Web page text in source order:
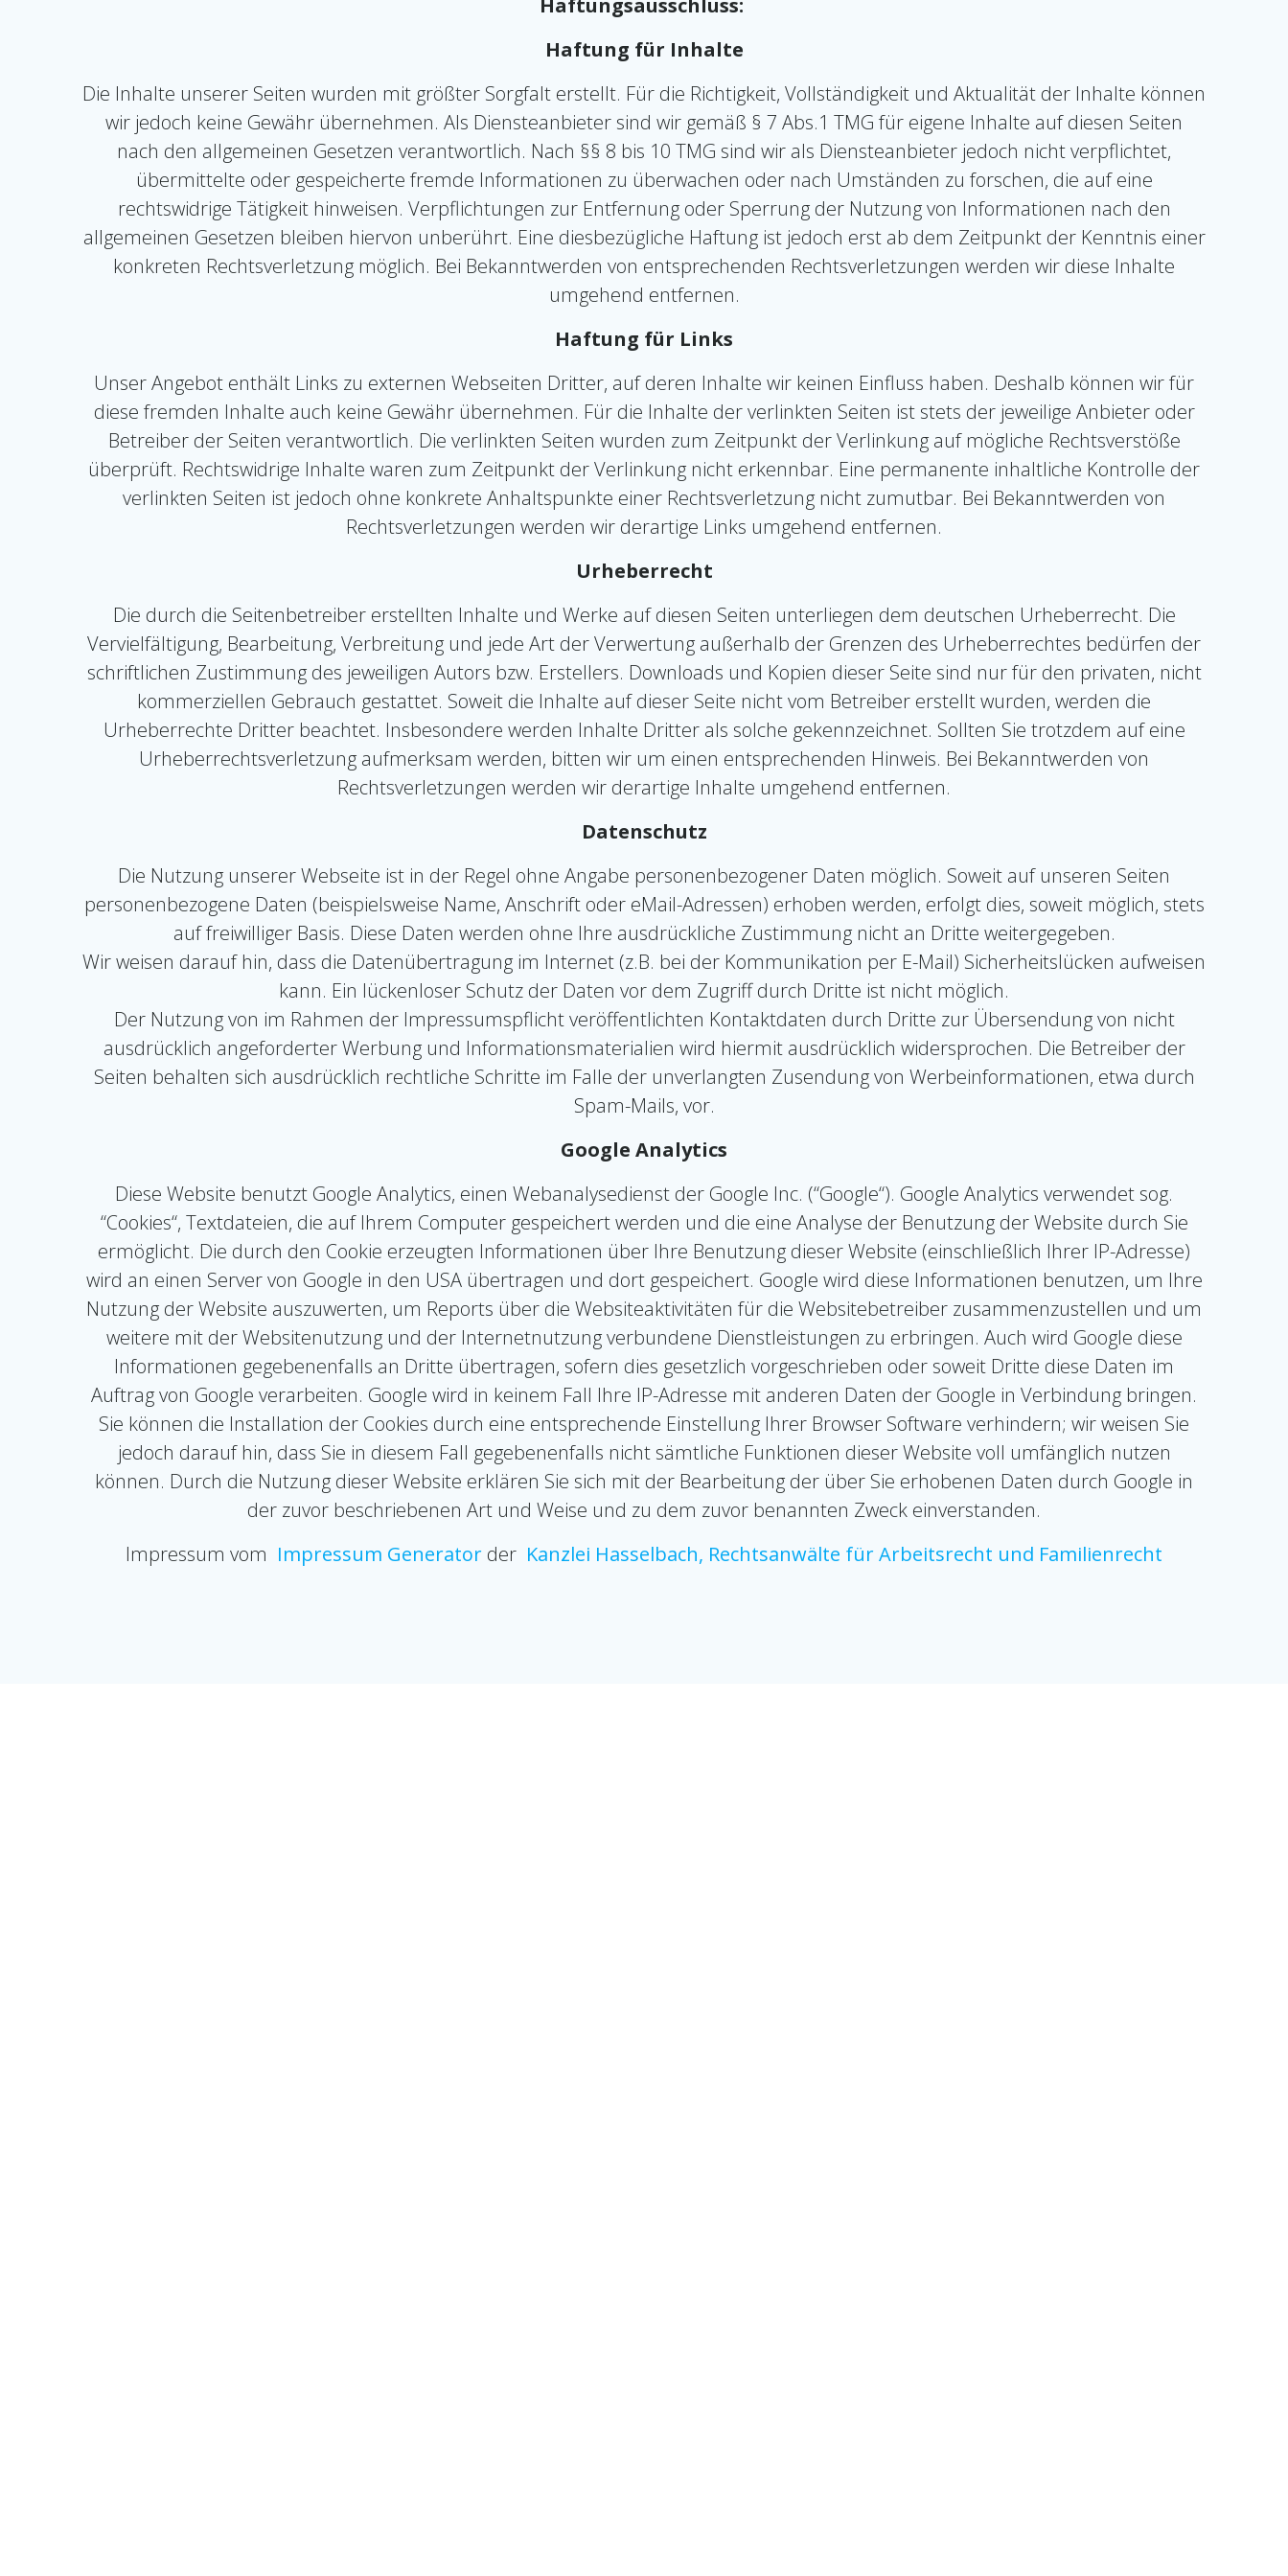
Haftungsausschluss:
Haftung für Inhalte
Die Inhalte unserer Seiten wurden mit größter Sorgfalt erstellt. Für die Richtigkeit, Vollständigkeit und Aktualität der Inhalte können
wir jedoch keine Gewähr übernehmen. Als Diensteanbieter sind wir gemäß § 7 Abs.1 TMG für eigene Inhalte auf diesen Seiten
nach den allgemeinen Gesetzen verantwortlich. Nach §§ 8 bis 10 TMG sind wir als Diensteanbieter jedoch nicht verpflichtet,
übermittelte oder gespeicherte fremde Informationen zu überwachen oder nach Umständen zu forschen, die auf eine
rechtswidrige Tätigkeit hinweisen. Verpflichtungen zur Entfernung oder Sperrung der Nutzung von Informationen nach den
allgemeinen Gesetzen bleiben hiervon unberührt. Eine diesbezügliche Haftung ist jedoch erst ab dem Zeitpunkt der Kenntnis einer
konkreten Rechtsverletzung möglich. Bei Bekanntwerden von entsprechenden Rechtsverletzungen werden wir diese Inhalte
umgehend entfernen.
Haftung für Links
Unser Angebot enthält Links zu externen Webseiten Dritter, auf deren Inhalte wir keinen Einfluss haben. Deshalb können wir für
diese fremden Inhalte auch keine Gewähr übernehmen. Für die Inhalte der verlinkten Seiten ist stets der jeweilige Anbieter oder
Betreiber der Seiten verantwortlich. Die verlinkten Seiten wurden zum Zeitpunkt der Verlinkung auf mögliche Rechtsverstöße
überprüft. Rechtswidrige Inhalte waren zum Zeitpunkt der Verlinkung nicht erkennbar. Eine permanente inhaltliche Kontrolle der
verlinkten Seiten ist jedoch ohne konkrete Anhaltspunkte einer Rechtsverletzung nicht zumutbar. Bei Bekanntwerden von
Rechtsverletzungen werden wir derartige Links umgehend entfernen.
Urheberrecht
Die durch die Seitenbetreiber erstellten Inhalte und Werke auf diesen Seiten unterliegen dem deutschen Urheberrecht. Die
Vervielfältigung, Bearbeitung, Verbreitung und jede Art der Verwertung außerhalb der Grenzen des Urheberrechtes bedürfen der
schriftlichen Zustimmung des jeweiligen Autors bzw. Erstellers. Downloads und Kopien dieser Seite sind nur für den privaten, nicht
kommerziellen Gebrauch gestattet. Soweit die Inhalte auf dieser Seite nicht vom Betreiber erstellt wurden, werden die
Urheberrechte Dritter beachtet. Insbesondere werden Inhalte Dritter als solche gekennzeichnet. Sollten Sie trotzdem auf eine
Urheberrechtsverletzung aufmerksam werden, bitten wir um einen entsprechenden Hinweis. Bei Bekanntwerden von
Rechtsverletzungen werden wir derartige Inhalte umgehend entfernen.
Datenschutz
Die Nutzung unserer Webseite ist in der Regel ohne Angabe personenbezogener Daten möglich. Soweit auf unseren Seiten
personenbezogene Daten (beispielsweise Name, Anschrift oder eMail-Adressen) erhoben werden, erfolgt dies, soweit möglich, stets
auf freiwilliger Basis. Diese Daten werden ohne Ihre ausdrückliche Zustimmung nicht an Dritte weitergegeben.
Wir weisen darauf hin, dass die Datenübertragung im Internet (z.B. bei der Kommunikation per E-Mail) Sicherheitslücken aufweisen
kann. Ein lückenloser Schutz der Daten vor dem Zugriff durch Dritte ist nicht möglich.
Der Nutzung von im Rahmen der Impressumspflicht veröffentlichten Kontaktdaten durch Dritte zur Übersendung von nicht
ausdrücklich angeforderter Werbung und Informationsmaterialien wird hiermit ausdrücklich widersprochen. Die Betreiber der
Seiten behalten sich ausdrücklich rechtliche Schritte im Falle der unverlangten Zusendung von Werbeinformationen, etwa durch
Spam-Mails, vor.
Google Analytics
Diese Website benutzt Google Analytics, einen Webanalysedienst der Google Inc. (“Google“). Google Analytics verwendet sog.
“Cookies“, Textdateien, die auf Ihrem Computer gespeichert werden und die eine Analyse der Benutzung der Website durch Sie
ermöglicht. Die durch den Cookie erzeugten Informationen über Ihre Benutzung dieser Website (einschließlich Ihrer IP-Adresse)
wird an einen Server von Google in den USA übertragen und dort gespeichert. Google wird diese Informationen benutzen, um Ihre
Nutzung der Website auszuwerten, um Reports über die Websiteaktivitäten für die Websitebetreiber zusammenzustellen und um
weitere mit der Websitenutzung und der Internetnutzung verbundene Dienstleistungen zu erbringen. Auch wird Google diese
Informationen gegebenenfalls an Dritte übertragen, sofern dies gesetzlich vorgeschrieben oder soweit Dritte diese Daten im
Auftrag von Google verarbeiten. Google wird in keinem Fall Ihre IP-Adresse mit anderen Daten der Google in Verbindung bringen.
Sie können die Installation der Cookies durch eine entsprechende Einstellung Ihrer Browser Software verhindern; wir weisen Sie
jedoch darauf hin, dass Sie in diesem Fall gegebenenfalls nicht sämtliche Funktionen dieser Website voll umfänglich nutzen
können. Durch die Nutzung dieser Website erklären Sie sich mit der Bearbeitung der über Sie erhobenen Daten durch Google in
der zuvor beschriebenen Art und Weise und zu dem zuvor benannten Zweck einverstanden.
Impressum vom Impressum Generator der Kanzlei Hasselbach, Rechtsanwälte für Arbeitsrecht und Familienrecht